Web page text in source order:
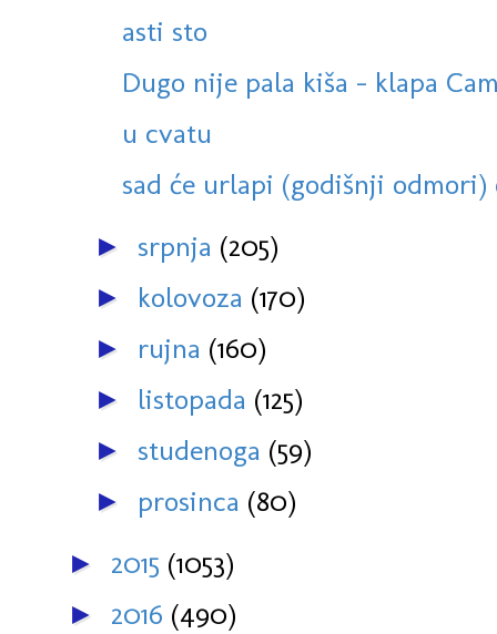
asti sto
Dugo nije pala kiša - klapa
u cvatu
sad će urlapi (godišnji odmori)
► srpnja (205)
► kolovoza (170)
► rujna (160)
► listopada (125)
► studenoga (59)
► prosinca (80)
► 2015 (1053)
► 2016 (490)